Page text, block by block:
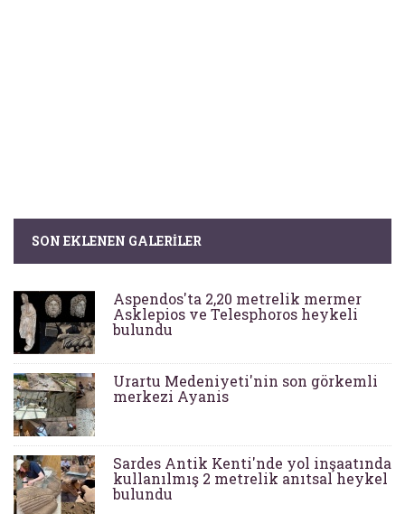
SON EKLENEN GALERILER
Aspendos'ta 2,20 metrelik mermer
Asklepios ve Telesphoros heykeli
bulundu
Urartu Medeniyeti'nin son görkemli
merkezi Ayanis
Sardes Antik Kenti'nde yol inşaatında
kullanılmış 2 metrelik anıtsal heykel
bulundu